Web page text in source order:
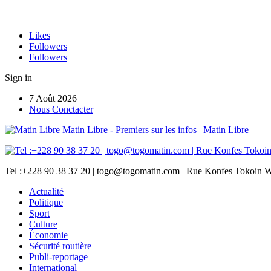
Likes
Followers
Followers
Sign in
7 Août 2026
Nous Conctacter
Matin Libre - Premiers sur les infos | Matin Libre
Tel :+228 90 38 37 20 | togo@togomatin.com | Rue Konfes Tokoin
Actualité
Politique
Sport
Culture
Économie
Sécurité routière
Publi-reportage
International